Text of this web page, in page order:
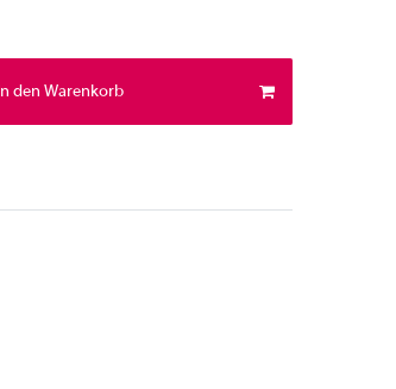
In den Warenkorb